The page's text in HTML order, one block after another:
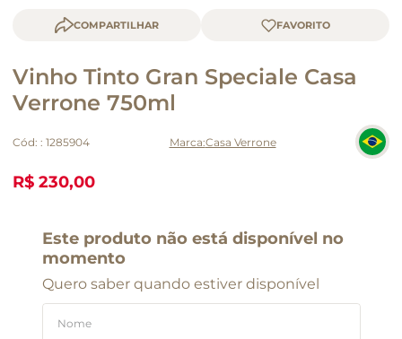
COMPARTILHAR
Vinho Tinto Gran Speciale Casa
Verrone 750ml
Cód: : 1285904 Casa Verrone
R$ 230,00
Este produto não está disponível no
momento
Quero saber quando estiver disponível